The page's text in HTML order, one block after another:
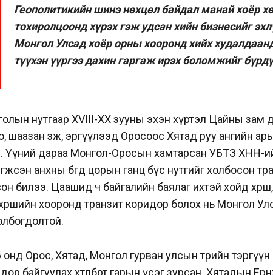
Геополитикийн шинэ нөхцөл байдал манай хоёр
тохиролцоонд хүрэх гэж удсан хийн бизнесийг
Монгол Улсад хоёр орны хооронд хийх
түүхэн үүргээ дахин гаргаж ирэх боломжийг
нутгаар XVIII-XX зууны эхэн хүртэл Цайны зам
шаазан зөөж, эргүүлээд Оросоос Хятад руу ангийн
Үүний дараа Монгол-Оросын хамтарсан УБТЗ ХНН-
анхны бөгөөд цорын ганц бүс нутгийг холбосон
билээ. Цаашид ч байгалийн баялаг ихтэй хойд
хооронд транзит коридор болох нь Монгол
онд Орос, Хятад, Монгол гурван улсын төрийн
байгуулах хөтөлбөрт гарын үсэг зурсан. Хятадын